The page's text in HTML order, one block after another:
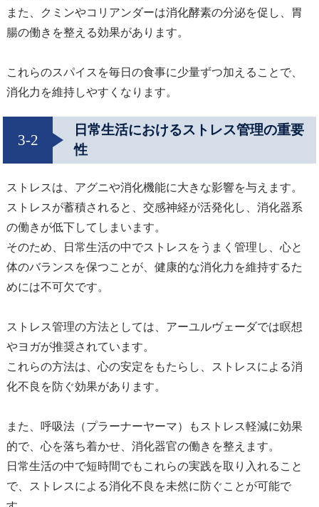
また、クミンやコリアンダーは消化酵素の分泌を促し、胃
腸の働きを整える効果があります。
これらのスパイスを毎日の食事に少量ずつ加えることで、
消化力を維持しやすくなります。
3-2
日常生活におけるストレス管理の重要
性
ストレスは、アグニや消化機能に大きな影響を与えます。
ストレスが蓄積されると、交感神経が活発化し、消化器系
の働きが低下してしまいます。
そのため、日常生活の中でストレスをうまく管理し、心と
体のバランスを保つことが、健康的な消化力を維持するた
めには不可欠です。
ストレス管理の方法としては、アーユルヴェーダでは瞑想
やヨガが推奨されています。
これらの方法は、心の安定をもたらし、ストレスによる消
化不良を防ぐ効果があります。
また、呼吸法（プラーナーヤーマ）もストレス軽減に効果
的で、心を落ち着かせ、消化器官の働きを整えます。
日常生活の中で短時間でもこれらの実践を取り入れること
で、ストレスによる消化不良を未然に防ぐことが可能で